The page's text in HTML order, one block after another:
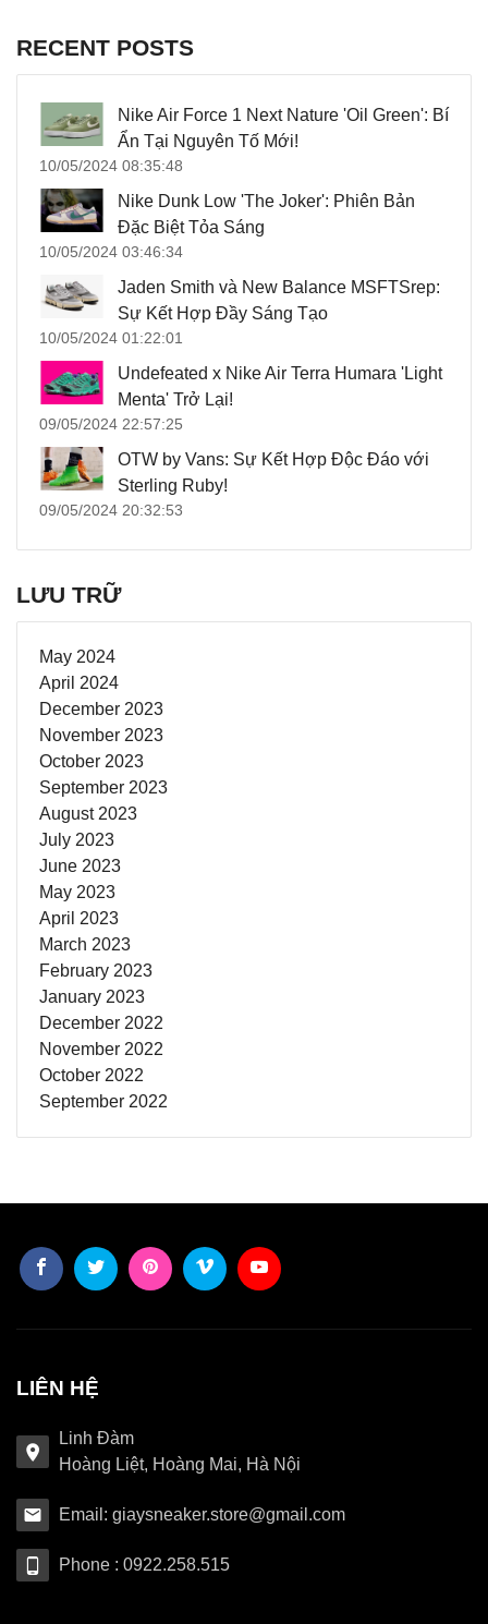
RECENT POSTS
Nike Air Force 1 Next Nature 'Oil Green': Bí
Ẩn Tại Nguyên Tố Mới!
10/05/2024 08:35:48
Nike Dunk Low 'The Joker': Phiên Bản
Đặc Biệt Tỏa Sáng
10/05/2024 03:46:34
Jaden Smith và New Balance MSFTSrep:
Sự Kết Hợp Đầy Sáng Tạo
10/05/2024 01:22:01
Undefeated x Nike Air Terra Humara 'Light
Menta' Trở Lại!
09/05/2024 22:57:25
OTW by Vans: Sự Kết Hợp Độc Đáo với
Sterling Ruby!
09/05/2024 20:32:53
LƯU TRỮ
May 2024
April 2024
December 2023
November 2023
October 2023
September 2023
August 2023
July 2023
June 2023
May 2023
April 2023
March 2023
February 2023
January 2023
December 2022
November 2022
October 2022
September 2022
LIÊN HỆ
Linh Đàm
Hoàng Liệt, Hoàng Mai, Hà Nội
Email: giaysneaker.store@gmail.com
Phone : 0922.258.515